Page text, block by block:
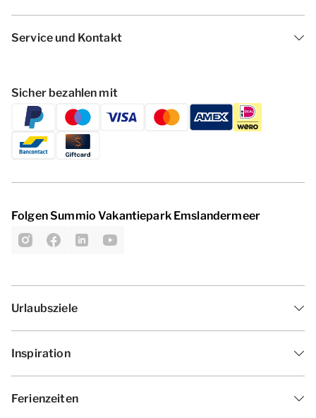
Service und Kontakt
Sicher bezahlen mit
Folgen Summio Vakantiepark Emslandermeer
Urlaubsziele
Inspiration
Ferienzeiten